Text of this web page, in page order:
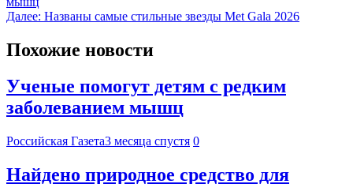
Далее: Названы самые стильные звезды Met Gala 2026
Похожие новости
Ученые помогут детям с редким
заболеванием мышц
Российская Газета3 месяца спустя 0
Найдено природное средство для